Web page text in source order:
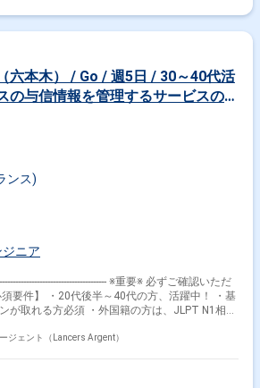
に耐えうるシステム基盤に携わって頂きます。
のアプリケーション設計開発 ・運用業務やお問
、FWなどの、システムを支える技術面の定期
メンバーとのコミュニケーション 【環境】
ルリモー
六本木） / Go / 週5日 / 30～40代活
の与信情報を管理するサービスの開
ンス)
ニア
※重要※ 必ずご確認いただ
が取れる方必須 ・外国籍の方は、JLPT N1相当
務経験3年以上必須 ---------------------------------------------
ジェント（Lancers Argent）